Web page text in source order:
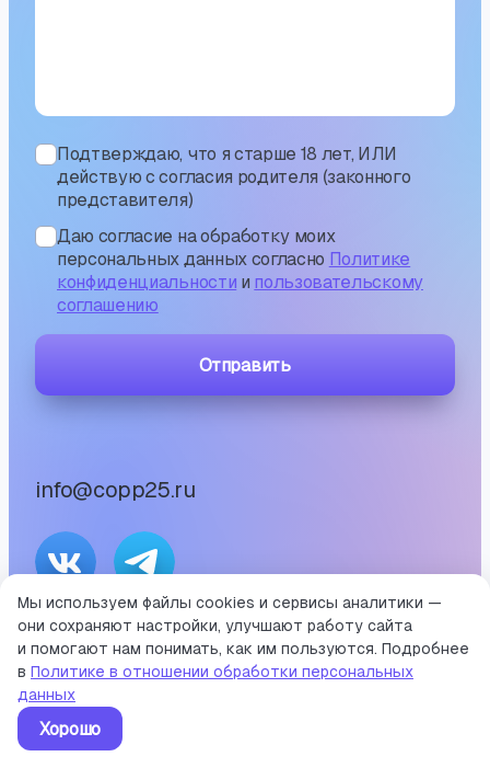
info@copp25.ru
Подтверждаю, что я старше 18 лет, ИЛИ
действую с согласия родителя (законного
представителя)
Даю согласие на обработку моих
персональных данных согласно Политике
конфиденциальности и пользовательскому
соглашению
Отправить
©2026
Портал среднего профессионального образования
Мы используем файлы cookies и сервисы аналитики —
они сохраняют настройки, улучшают работу сайта
и помогают нам понимать, как им пользуются. Подробнее
в Политике в отношении обработки персональных
данных
Хорошо